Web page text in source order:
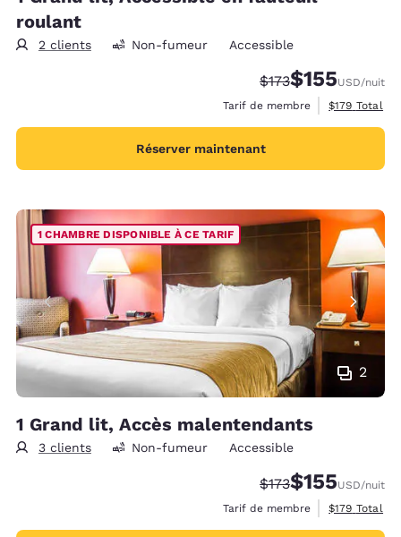
roulant
2 clients Non-fumeur Accessible
Tarif barré :
$173Tarif réduit :
$155USD/nuit
Tarif de membre
Afficher les
$179 Total
Réserver maintenant
2
1 CHAMBRE DISPONIBLE À CE TARIF
1 Grand lit, Accès malentendants
3 clients Non-fumeur Accessible
Tarif barré :
$173Tarif réduit :
$155USD/nuit
Tarif de membre
Afficher les
$179 Total